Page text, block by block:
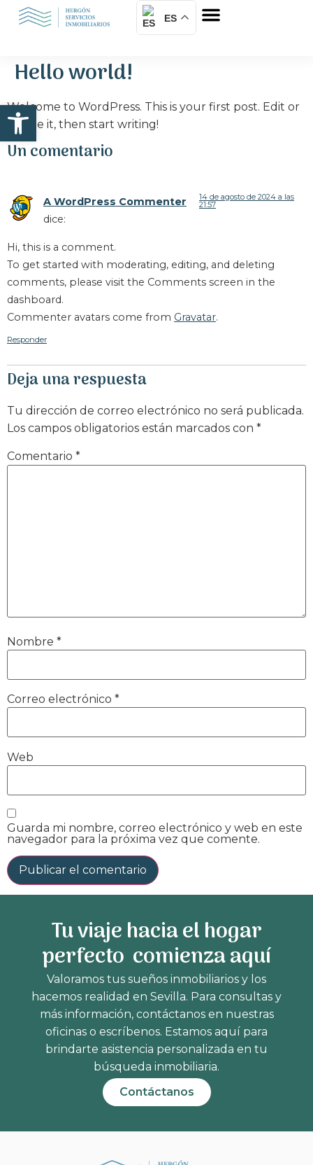
Abrir barra de herramientas
ES
Hello world!
Welcome to WordPress. This is your first post. Edit or
delete it, then start writing!
Un comentario
A WordPress Commenter
dice:
14 de agosto de 2024 a las
21:57
Hi, this is a comment.
To get started with moderating, editing, and deleting
comments, please visit the Comments screen in the
dashboard.
Commenter avatars come from Gravatar.
Responder
Deja una respuesta
Tu dirección de correo electrónico no será publicada.
Los campos obligatorios están marcados con *
Comentario *
Nombre *
Correo electrónico *
Web
Guarda mi nombre, correo electrónico y web en este
navegador para la próxima vez que comente.
Tu viaje hacia el hogar
perfecto comienza aquí
Valoramos tus sueños inmobiliarios y los
hacemos realidad en Sevilla. Para consultas y
más información, contáctanos en nuestras
oficinas o escríbenos. Estamos aquí para
brindarte asistencia personalizada en tu
búsqueda inmobiliaria.
Contáctanos